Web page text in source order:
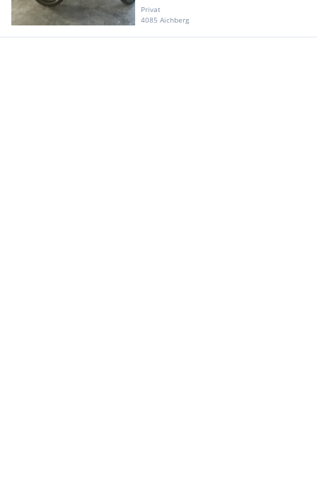
Privat
4085 Aichberg